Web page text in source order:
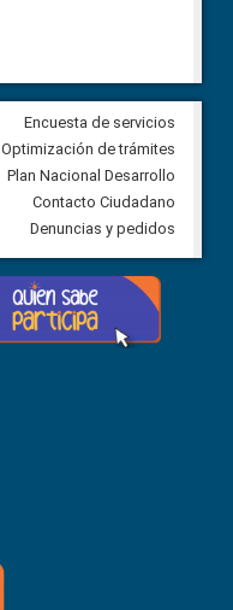
Veeduría Ciudadana para
construcción del asfaltado de
Ballenita del cantón Santa
7 agosto, 2026
Next
Encuesta de servicios
Optimización de trámites
Plan Nacional Desarrollo
Contacto Ciudadano
Denuncias y pedidos